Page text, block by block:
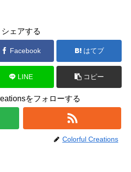
シェアする
Facebook はてブ
LINE コピー
をフォローする
Colorful Creations